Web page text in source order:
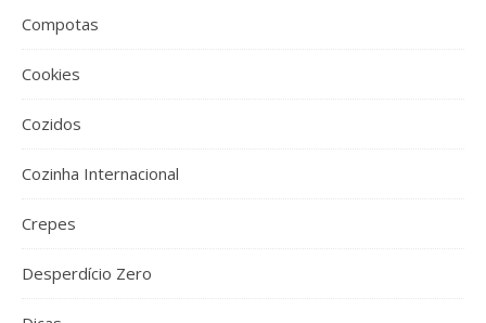
Compotas
Cookies
Cozidos
Cozinha Internacional
Crepes
Desperdício Zero